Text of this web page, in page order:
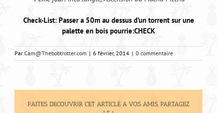
Check-List: Passer a 50m au dessus d’un torrent sur une
palette en bois pourrie:CHECK
Par Cam@Thebobtrotter.com | 6 février, 2014 | 0 commentaire
FAITES DECOUVRIR CET ARTICLE A VOS AMIS, PARTAGEZ